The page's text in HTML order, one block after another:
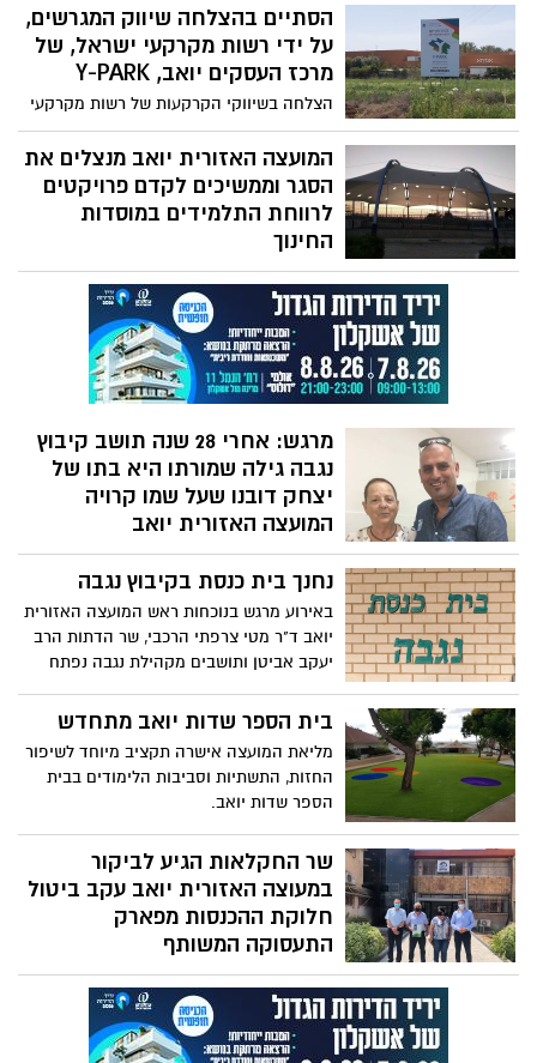
בנגיף כלל. ד"ר מטי צרפתי הרכבי ראש
המועצה האזורית יואב: "הודות למשמעת
אישית, אזרחית והאחריות הקהילתית, ירדה
התחלואה ביואב ואין חולי קורונה במועצה.
הישג חשוב שעלינו לשמור עליו ולהמשיך
להקפיד על ההנחיות. מבקשת להודות בראש
וראשונה לתושבי יואב, לכל בעלי התפקידים
במועצה, צוותי החירום ובעלי התפקידים
בישובים. יחד, נדאג איש לרעהו ושנהיה
בריאים. תודה!"
הסתיים בהצלחה שיווק המגרשים,
על ידי רשות מקרקעי ישראל, של
מרכז העסקים יואב, Y-PARK
הצלחה בשיווקי הקרקעות של רשות מקרקעי
ישראל (רמ"י) במועצה האזורית יואב
לשימושים של אחסנה, מדובר במיקום בעל
נגישות תחבורתית טובה, ובצורך הגובר בשטחי
אחסנה
המועצה האזורית יואב מנצלים את
הסגר וממשיכים לקדם פרויקטים
לרווחת התלמידים במוסדות
החינוך
ראשת המועצה דר' מטי הרכבי צרפתי סיפרה
"הסתיימה הקמת ההצללה של מגרש הספורט
בבית ספר האלה. כל שנותר הוא לקוות
שהשגרה תשוב במהרה ונראה את ילדינו
משחקים ונהנים"
מרגש: אחרי 28 שנה תושב קיבוץ
נגבה גילה שמורתו היא בתו של
יצחק דובנו שעל שמו קרויה
המועצה האזורית יואב
ניסן חלבה צלם בן 49 נשוי +3 תושב קיבוץ
נגבה במועצה האזורית יואב, לא ציפה למפגש
כזה מרגש ומפתיע בו יגלה שמורתו מהתיכון
בבת ים היא בעצם בתו של יצחק דובנו
ממייסדי הקיבוץ ועל שמו נקראת המועצה
נחנך בית כנסת בקיבוץ נגבה
באירוע מרגש בנוכחות ראש המועצה האזורית
יואב ד"ר מטי צרפתי הרכבי, שר הדתות הרב
יעקב אביטן ותושבים מקהילת נגבה נפתח
המועצה ד"ר מטי צרפתי הרכבי: "שיהיה זה
ובשורות טובות"
בית הספר שדות יואב מתחדש
מליאת המועצה אישרה תקציב מיוחד לשיפור
החזות, התשתיות וסביבות הלימודים בבית
הספר שדות יואב.
שר החקלאות הגיע לביקור
במעוצה האזורית יואב עקב ביטול
חלוקת ההכנסות מפארק
התעסוקה המשותף
ראש המועצה ד"ר מטי צרפתי הרכבי וראש
המועצה האזורית שפיר אדיר נעמן אירחו את
שר החקלאות ופיתוח הכפר, אלון שוסטר, יחד
עם צוות משרדו לשיח משותף.